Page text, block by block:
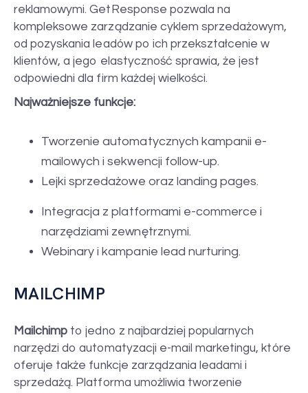
reklamowymi. GetResponse pozwala na
kompleksowe zarządzanie cyklem sprzedażowym,
od pozyskania leadów po ich przekształcenie w
klientów, a jego elastyczność sprawia, że jest
odpowiedni dla firm każdej wielkości.
Najważniejsze funkcje:
Tworzenie automatycznych kampanii e-
mailowych i sekwencji follow-up.
Lejki sprzedażowe oraz landing pages.
Integracja z platformami e-commerce i
narzędziami zewnętrznymi.
Webinary i kampanie lead nurturing.
MAILCHIMP
Mailchimp to jedno z najbardziej popularnych
narzędzi do automatyzacji e-mail marketingu, które
oferuje także funkcje zarządzania leadami i
sprzedażą. Platforma umożliwia tworzenie